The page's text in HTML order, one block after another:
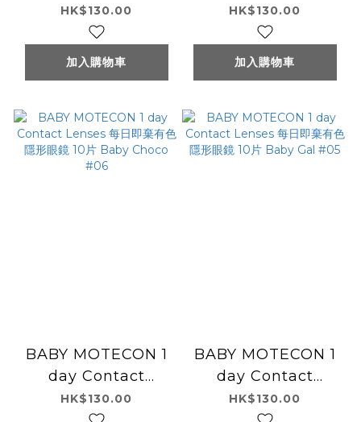
Lenses 每日即棄有色
隱形眼鏡 10片 Baby
Ring Mocha #08
HK$130.00
加入購物車
Lenses 每日即棄有色
隱形眼鏡 10片 Baby
Ring Brown #07
HK$130.00
加入購物車
BABY MOTECON 1
day Contact
Lenses 每日即棄有色
HK$130.00
BABY MOTECON 1
day Contact
Lenses 每日即棄有色
HK$130.00